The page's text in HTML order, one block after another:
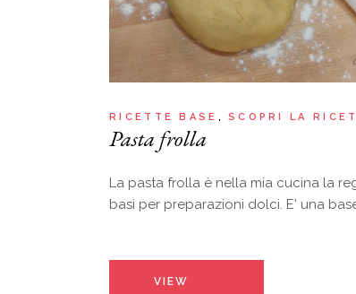
RICETTE BASE SCOPRI LA
Pasta frolla
La pasta frolla è nella mia cucina la
basi per preparazioni dolci. E' una
VIEW